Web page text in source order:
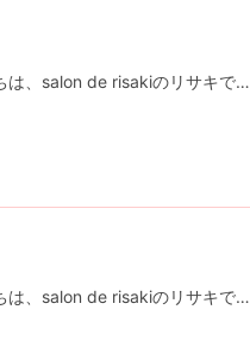
シミしわ肌改善salon de risakiこんにちは、salon de risakiのリサキです♡今年は温かい秋ですね🍂日によっては半袖でもいいのかな？って日も。先日、ドクターピュールボーテの本社にて化粧品の知識を深めるために研修を受けてきました✨みるみる間にお肌がどんどん白く透明感がでてやっぱりこれはすごいと思いました💍本社にて早く実感してほしいということでトライアルエステメニューとして11月から期間限定でキャンペーン価格で行います♡でも11月の週末はほとんど予約が埋まっておりまして🙏平日もかなり限られた予約枠になっております。本気で悩んでいる方に受けて欲しい✨✨✨【11月のエステの空いている枠】11/1の16時半〜11/7の14時〜11/8の14時〜、16時〜11/14の11時〜、15時〜、17時〜11/18 の14時〜 、16時〜11/19 の14時〜、16時〜11/21の14時〜1回1時間半のお時間ぐらいをご予定ください✳︎どんどん枠が埋まってますので公式LINEからお問い合わせ頂きますと、確実です✨今週末のお客様、常連のお客様はすでにお肌に変化が出ているようで、学んできた素晴らしい技術を行う予定になっております🥰もっときれいになっちゃう💓𖧷 salon de risaki 𖧷⁡完全個室、完全予約制⁡営業時間 10:00〜18:00⁡【お支払い方法】✳︎都度払い可能✳︎お客様に合わせたプランも考えます⁡✽現金支払い可✽カード支払い可(1万円以上)✽paypay使用可能になりました✽振込み(カウンセリング後に商品購入の方)⁡𖠿住所 名古屋市西区名駅２丁目34-17 セントラル名古屋912(目の前にルーセントタワーがあり、道挟んだ向えのビルに入っております)𖠋最寄り駅名古屋駅 高島屋から徒歩5分⁡✎公式LINE @995lvqeg(LINEより@マークつけて検索してください)⁡𓆐HP http://www.salon-de-risaki.com👗お1人専用サロンですので、他のお客様と重なることのないようにご予約お取りしております。悩みが深い方でも安心して、お話できます♪
シミしわ肌改善salon de risakiこんにちは、salon de risakiのリサキです♡秋ですね🍂乾燥の時期の到来ですね❣️今のスキンケアの見直しを考えて見える方は是非、この機会にクレンジングから見直しをされるのはいかがですか？何事もオフ(クレンジング)からのスタートが大切です♪しっかりクレンジングできていないと、高級な美容液やクリームは浸透していきません✨せっかくいいものをご購入して頂いても意味がなくなってしまいます💦写真はドクターピュールボーテのクレンジング界面活性剤を一切使用していないのにしっかりクレンジングし、お肌の生まれ変わりを促進させるものでもあるのです。しみ、くすみに悩まれている方に是非使って頂きたい🎵ドクターピュールボーテトライアルエステを11月からご提供スタート♡期間限定の価格予定💓知って欲しい、体験してほしい、聞いてほしいこの気持ちです！また近日中にお知らせします♪お客様のお肌の状態に合わせてご提案させて頂いております。必ずこちらをお読みください💁‍♀️(下をクリック)↓↓↓↓『大切なこと』シミしわ肌改善salon de risakiこんにちは、salon de risakiのリサキです♡こちらをご予約される前に必ずお読みくださいませ【大切なこと…ameblo.jp𖧷 salon de risaki 𖧷⁡完全個室、完全予約制⁡営業時間 10:00〜18:00⁡【お支払い方法】✳︎都度払い可能✳︎お客様に合わせたプランも考えます⁡✽現金支払い可✽カード支払い可(1万円以上)✽paypay使用可能になりました✽振込み(カウンセリング後に商品購入の方)⁡𖠿住所 名古屋市西区名駅２丁目34-17 セントラル名古屋912(目の前にルーセントタワーがあり、道挟んだ向えのビルに入っております)𖠋最寄り駅名古屋駅 高島屋から徒歩5分⁡✎公式LINE @995lvqeg(LINEより@マークつけて検索してください)⁡𓆐HP http://www.salon-de-risaki.com👗お1人専用サロンですので、他のお客様と重なることのないようにご予約お取りしております。悩みが深い方でも安心して、お話できます♪